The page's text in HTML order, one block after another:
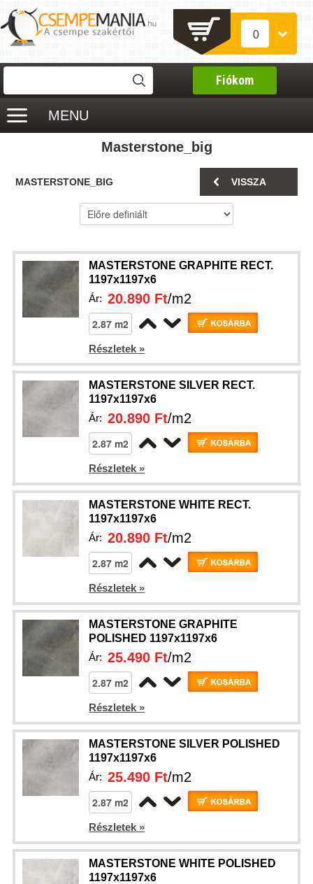
0
Fiókom
MENU
Masterstone_big
MASTERSTONE_BIG VISSZA
MASTERSTONE GRAPHITE RECT.
1197x1197x6
Ár: 20.890 Ft/m2
Részletek »
MASTERSTONE SILVER RECT.
1197x1197x6
Ár: 20.890 Ft/m2
Részletek »
MASTERSTONE WHITE RECT.
1197x1197x6
Ár: 20.890 Ft/m2
Részletek »
MASTERSTONE GRAPHITE
POLISHED 1197x1197x6
Ár: 25.490 Ft/m2
Részletek »
MASTERSTONE SILVER POLISHED
1197x1197x6
Ár: 25.490 Ft/m2
Részletek »
MASTERSTONE WHITE POLISHED
1197x1197x6